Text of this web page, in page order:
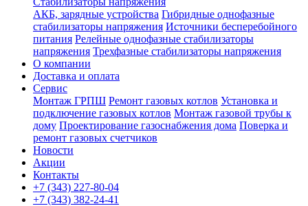
АКБ, зарядные устройства Гибридные однофазные
стабилизаторы напряжения Источники бесперебойного
питания Релейные однофазные стабилизаторы
напряжения Трехфазные стабилизаторы напряжения
О компании
Доставка и оплата
Сервис
Монтаж ГРПШ Ремонт газовых котлов Установка и
подключение газовых котлов Монтаж газовой трубы к
дому Проектирование газоснабжения дома Поверка и
ремонт газовых счетчиков
Новости
Акции
Контакты
+7 (343) 227-80-04
+7 (343) 382-24-41